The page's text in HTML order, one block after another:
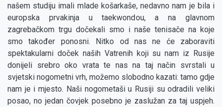
našem studiju imali mlade košarkaše, nedavno nam je bila i
europska prvakinja u taekwondou, a na glavnom
zagrebačkom trgu dočekali smo i naše tenisače na koje
smo također ponosni. Nitko od nas ne će zaboraviti
spektakularni doček naših Vatrenih koji su nam iz Rusije
donijeli srebro oko vrata te nas na taj način svrstali u
svjetski nogometni vrh, možemo slobodno kazati: tamo gdje
nam je i mjesto. Naši nogometaši u Rusiji su odradili veliki
posao, no jedan čovjek posebno je zaslužan za taj uspjeh.